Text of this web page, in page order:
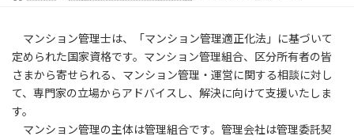
マンション管理士は、「マンション管理適正化法」に基づいて
定められた国家資格です。マンション管理組合、区分所有者の皆
さまから寄せられる、マンション管理・運営に関する相談に対し
て、専門家の立場からアドバイスし、解決に向けて支援いたしま
す。
マンション管理の主体は管理組合です。管理会社は管理委託契